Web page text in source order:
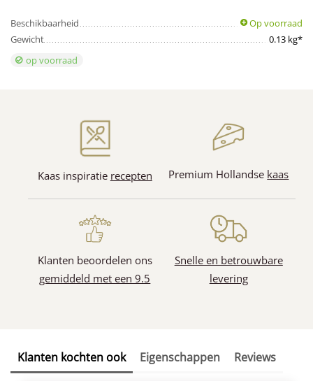
Beschikbaarheid
Op voorraad
Gewicht
0.13 kg*
op voorraad
Kaas inspiratie recepten Premium Hollandse kaas
Klanten beoordelen ons
gemiddeld met een 9.5
Snelle en betrouwbare
levering
Klanten kochten ook Eigenschappen Reviews